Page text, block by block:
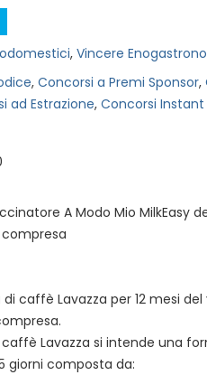
, Vincere
, Concorsi a Premi Sponsor,
ad Estrazione, Concorsi Instant
A Modo Mio MilkEasy
compresa
di caffè Lavazza per 12 mesi
caffè Lavazza si intende una
giorni composta da: